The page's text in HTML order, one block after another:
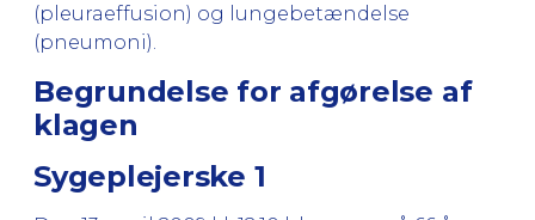
(pleuraeffusion) og lungebetændelse
(pneumoni).
Begrundelse for afgørelse af
klagen
Sygeplejerske 1